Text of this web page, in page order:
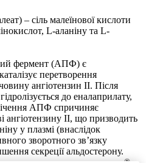
– сіль малеїнової кислоти
L-аланіну та L-
фермент (АПФ) є
перетворення
ангіотензин ІІ. Після
до еналаприлату,
АПФ спричиняє
ангіотензину ІІ, що призводить
у плазмі (внаслідок
зворотного зв’язку
секреції альдостерону.